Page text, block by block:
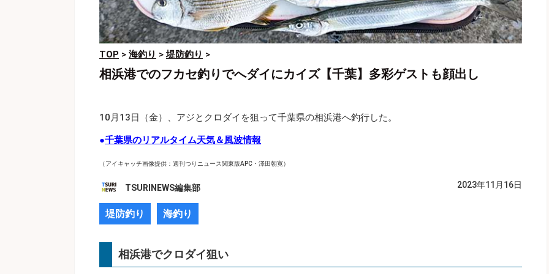
TOP > 海釣り >堤防釣り >
相浜港でのフカセ釣りでへダイにカイズ【千葉】多彩ゲストも顔出し
10月13日（金）、アジとクロダイを狙って千葉県の相浜港へ釣行した。
●千葉県のリアルタイム天気＆風波情報
（アイキャッチ画像提供：週刊つりニュース関東版APC・澤田朝寛）
TSURINEWS編集部 2023年11月16日
堤防釣り 海釣り
相浜港でクロダイ狙い